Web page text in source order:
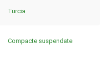
Turcia
Compacte suspendate